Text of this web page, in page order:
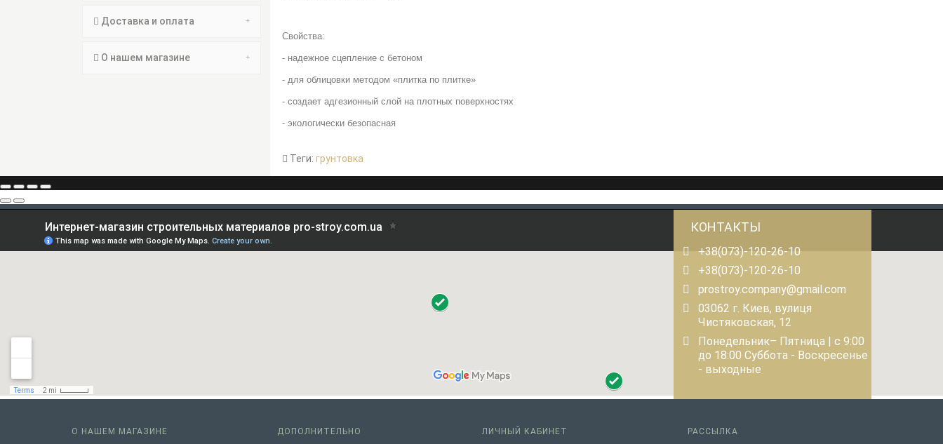
Доставка и оплата
О нашем магазине
Свойства:
- надежное сцепление с бетоном
- для облицовки методом «плитка по плитке»
- создает адгезионный слой на плотных поверхностях
- экологически безопасная
Теги: грунтовка
КОНТАКТЫ
+38(073)-120-26-10
+38(073)-120-26-10
prostroy.company@gmail.com
03062 г. Киев, вулиця
Чистяковская, 12
Понедельник– Пятница | с 9:00
до 18:00 Суббота - Воскресенье
- выходные
О НАШЕМ МАГАЗИНЕ ДОПОЛНИТЕЛЬНО ЛИЧНЫЙ КАБИНЕТ РАССЫЛКА